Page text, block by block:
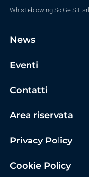
Whistleblowing So.Ge.S.I. srl
News
Eventi
Contatti
Area riservata
Privacy Policy
Cookie Policy